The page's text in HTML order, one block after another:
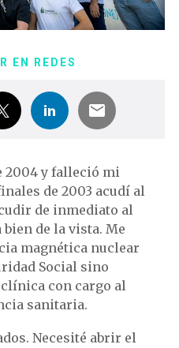
EN REDES
2004 y falleció mi
de 2003 acudí al
de inmediato al
de la vista. Me
magnética nuclear
Social sino
con cargo al
sanitaria.
Necesité abrir el